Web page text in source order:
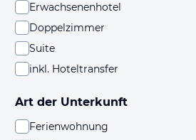
Erwachsenenhotel
Doppelzimmer
Suite
inkl. Hoteltransfer
Art der Unterkunft
Ferienwohnung